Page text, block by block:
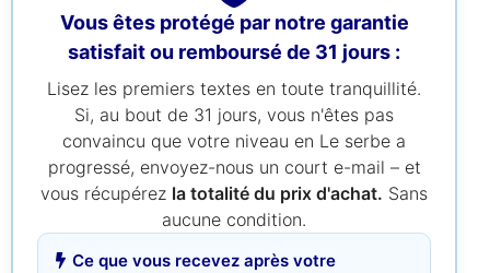
Vous êtes protégé par notre garantie
satisfait ou remboursé de 31 jours :
Lisez les premiers textes en toute tranquillité.
Si, au bout de 31 jours, vous n'êtes pas
convaincu que votre niveau en Le serbe a
progressé, envoyez-nous un court e-mail – et
vous récupérez la totalité du prix d'achat. Sans
aucune condition.
Ce que vous recevez après votre